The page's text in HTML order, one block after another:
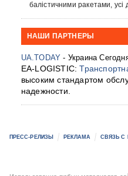
балістичними ракетами, усі
НАШИ ПАРТНЕРЫ
UA.TODAY - Украина
EA-LOGISTIC:
высоким стандартом
надежности.
ПРЕСС-РЕЛИЗЫ РЕКЛАМА СВЯЗЬ С